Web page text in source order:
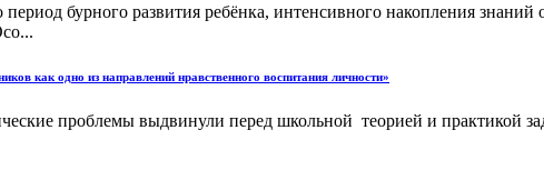
бурного развития ребёнка, интенсивного накопления
как одно из направлений нравственного воспитания личности»
проблемы выдвинули перед школьной теорией и практикой